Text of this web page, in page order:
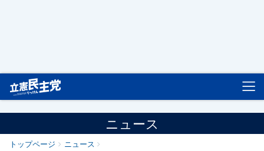
ニュース
トップページ
ニュース